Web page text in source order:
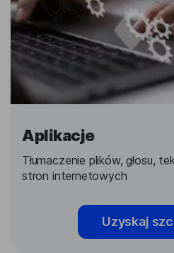
Aplikacje
Tłumaczenie plików, głosu,
stron internetowych
Uzyskaj